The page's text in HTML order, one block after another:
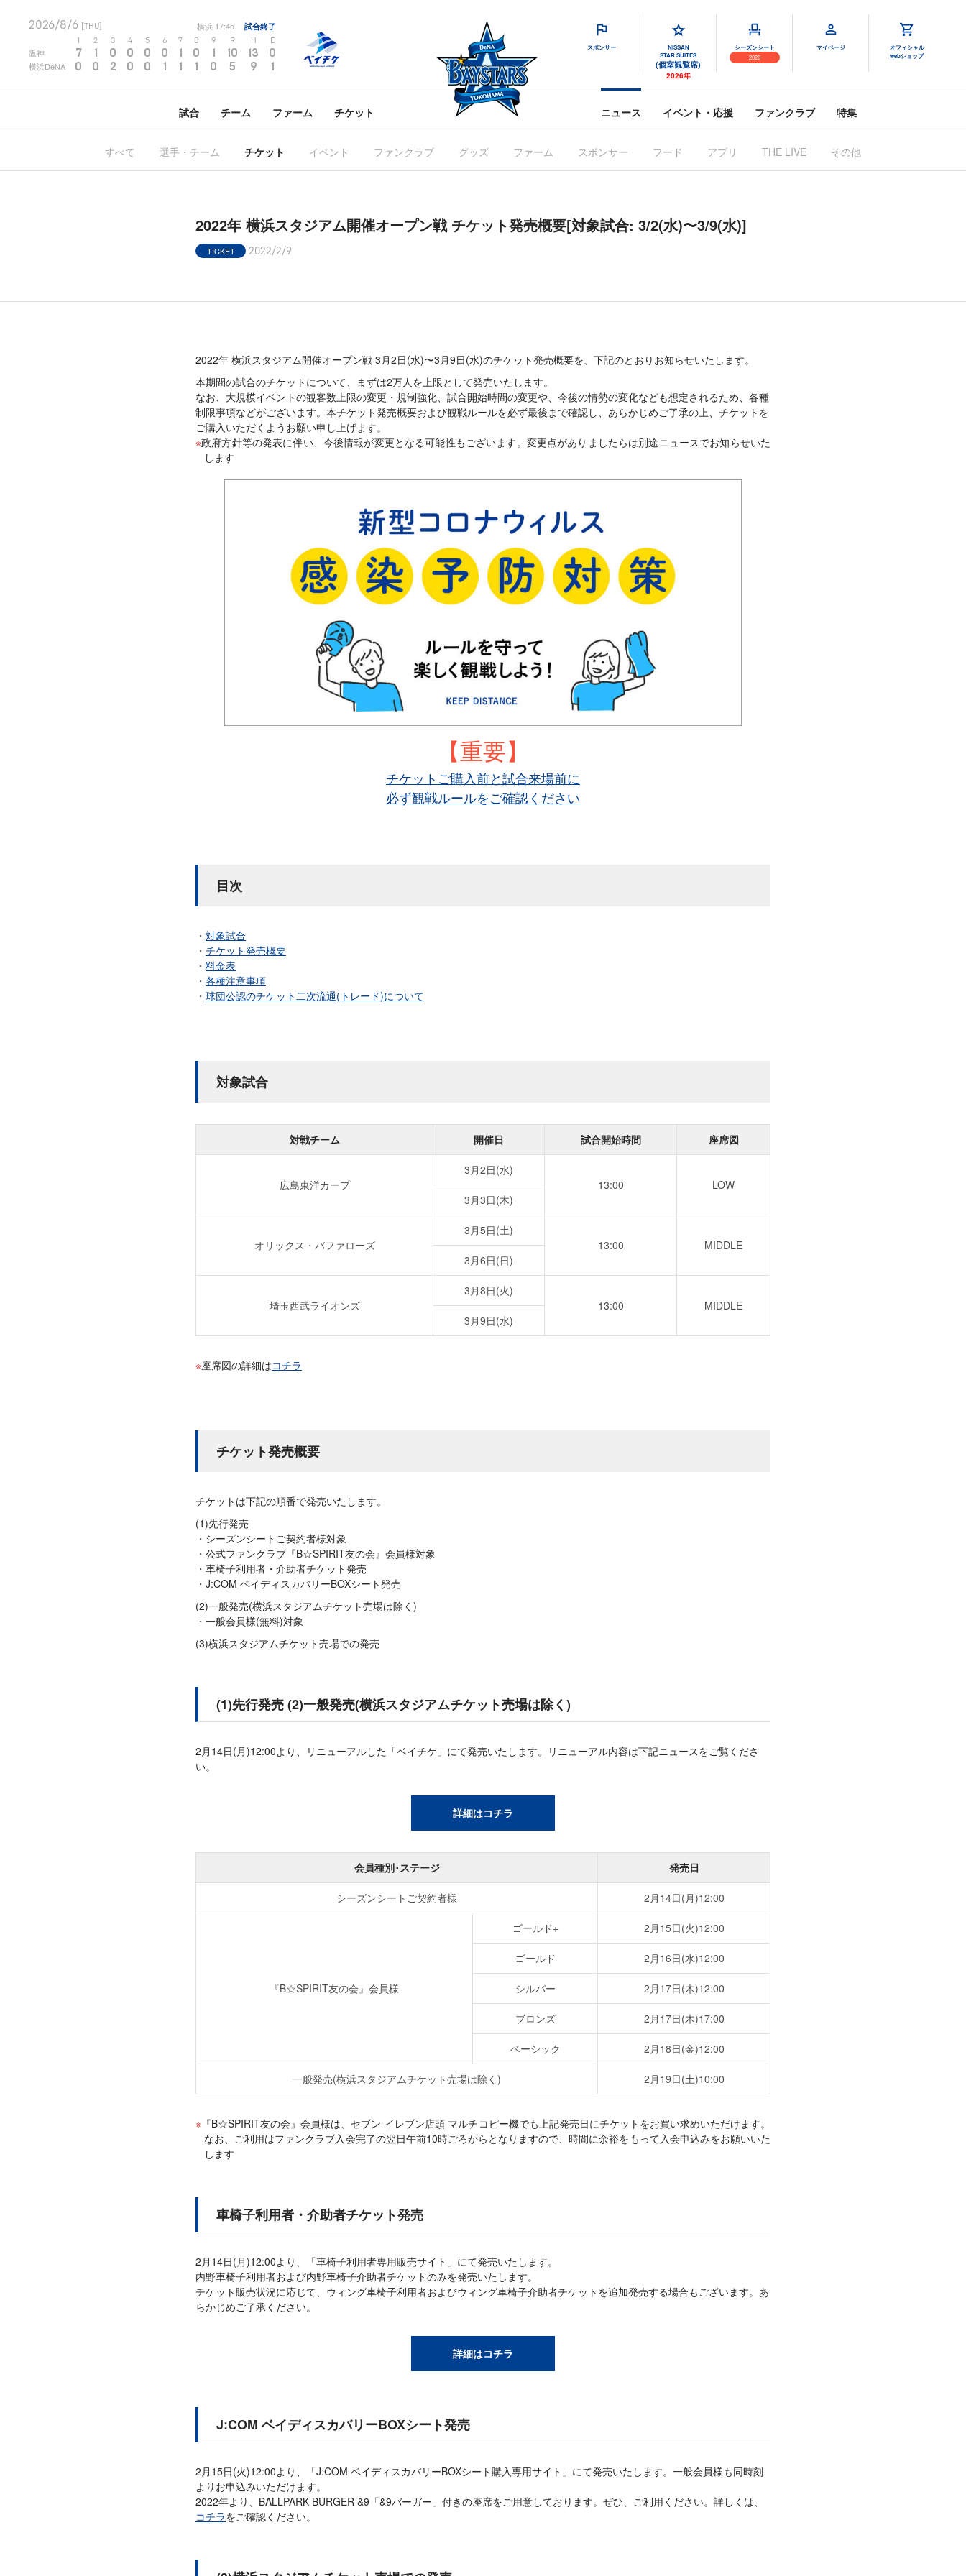
2026/8/6 [THU] 横浜 17:45 試合終了
2 3 4 5 6 7 8 9 R H E
阪神 7 1 0 0 0 0 1 0 1 10 13 0
横浜DeNA 0 0 2 0 0 1 1 1 0 5 9 1
スポンサー
NISSAN
STAR SUITES
(個室観覧席)
2026年
シーズンシート
2026
マイページ
オフィシャル
webショップ
試合 チーム ファーム チケット ニュース イベント・応援 ファンクラブ 特集
すべて 選手・チーム チケット イベント ファンクラブ グッズ ファーム スポンサー フード アプリ THE LIVE その他
2022年 横浜スタジアム開催オープン戦 チケット発売概要[対象試合: 3/2(水)〜3/9(水)]
TICKET 2022/2/9
2022年 横浜スタジアム開催オープン戦 3月2日(水)〜3月9日(水)のチケット発売概要を、下記のとおりお知らせいたします。
本期間の試合のチケットについて、まずは2万人を上限として発売いたします。
なお、大規模イベントの観客数上限の変更・規制強化、試合開始時間の変更や、今後の情勢の変化なども想定されるため、各種
制限事項などがございます。本チケット発売概要および観戦ルールを必ず最後まで確認し、あらかじめご了承の上、チケットを
ご購入いただくようお願い申し上げます。
政府方針等の発表に伴い、今後情報が変更となる可能性もございます。変更点がありましたらは別途ニュースでお知らせいた
します
【重要】
チケットご購入前と試合来場前に
必ず観戦ルールをご確認ください
目次
対象試合
チケット発売概要
料金表
各種注意事項
球団公認のチケット二次流通(トレード)について
対象試合
対戦チーム 開催日 試合開始時間 座席図
広島東洋カープ
3月2日(水)
13:00
LOW
3月3日(木)
オリックス・バファローズ
3月5日(土)
13:00
MIDDLE
3月6日(日)
埼玉西武ライオンズ
3月8日(火)
13:00
MIDDLE
3月9日(水)
座席図の詳細はコチラ
チケット発売概要
チケットは下記の順番で発売いたします。
(1)先行発売
シーズンシートご契約者様対象
公式ファンクラブ『B☆SPIRIT友の会』会員様対象
車椅子利用者・介助者チケット発売
J:COM ベイディスカバリーBOXシート発売
(2)一般発売(横浜スタジアムチケット売場は除く)
一般会員様(無料)対象
(3)横浜スタジアムチケット売場での発売
(1)先行発売 (2)一般発売(横浜スタジアムチケット売場は除く)
2月14日(月)12:00より、リニューアルした「ベイチケ」にて発売いたします。リニューアル内容は下記ニュースをご覧くださ
い。
詳細はコチラ
会員種別･ステージ 発売日
シーズンシートご契約者様 2月14日(月)12:00
『B☆SPIRIT友の会』会員様
ゴールド+ 2月15日(火)12:00
ゴールド 2月16日(水)12:00
シルバー 2月17日(木)12:00
ブロンズ 2月17日(木)17:00
ベーシック 2月18日(金)12:00
一般発売(横浜スタジアムチケット売場は除く) 2月19日(土)10:00
『B☆SPIRIT友の会』会員様は、セブン-イレブン店頭 マルチコピー機でも上記発売日にチケットをお買い求めいただけます。
なお、ご利用はファンクラブ入会完了の翌日午前10時ごろからとなりますので、時間に余裕をもって入会申込みをお願いいた
します
車椅子利用者・介助者チケット発売
2月14日(月)12:00より、「車椅子利用者専用販売サイト」にて発売いたします。
内野車椅子利用者および内野車椅子介助者チケットのみを発売いたします。
チケット販売状況に応じて、ウィング車椅子利用者およびウィング車椅子介助者チケットを追加発売する場合もございます。あ
らかじめご了承ください。
詳細はコチラ
J:COM ベイディスカバリーBOXシート発売
2月15日(火)12:00より、「J:COM ベイディスカバリーBOXシート購入専用サイト」にて発売いたします。一般会員様も同時刻
よりお申込みいただけます。
2022年より、BALLPARK BURGER &9「&9バーガー」付きの座席をご用意しております。ぜひ、ご利用ください。詳しくは、
コチラをご確認ください。